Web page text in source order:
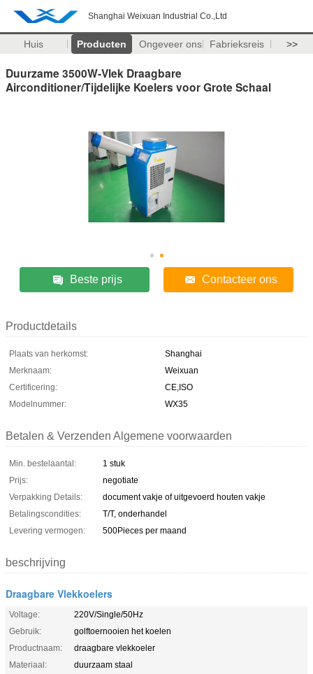
Shanghai Weixuan Industrial Co.,Ltd
Huis Producten Ongeveer ons Fabrieksreis >>
Duurzame 3500W-Vlek Draagbare
Airconditioner/Tijdelijke Koelers voor Grote Schaal
Beste prijs Contacteer ons
Productdetails
Plaats van herkomst:
Shanghai
Merknaam:
Weixuan
Certificering:
CE,ISO
Modelnummer:
WX35
Betalen & Verzenden Algemene voorwaarden
Min. bestelaantal:
1 stuk
Prijs:
negotiate
Verpakking Details:
document vakje of uitgevoerd houten vakje
Betalingscondities:
T/T, onderhandel
Levering vermogen:
500Pieces per maand
beschrijving
Draagbare Vlekkoelers
Voltage:
220V/Single/50Hz
Gebruik:
golftoernooien het koelen
Productnaam:
draagbare vlekkoeler
Materiaal:
duurzaam staal